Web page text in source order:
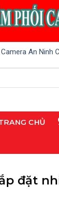
An Ninh
CHỦ
đặt